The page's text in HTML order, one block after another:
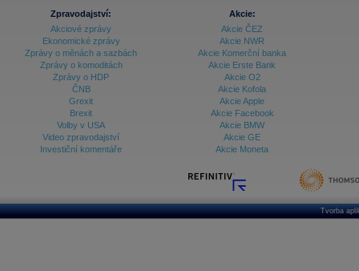
Zpravodajství:
Akciové zprávy
Ekonomické zprávy
Zprávy o měnách a sazbách
Zprávy o komoditách
Zprávy o HDP
ČNB
Grexit
Brexit
Volby v USA
Video zpravodajství
Investiční komentáře
Akcie:
Akcie ČEZ
Akcie NWR
Akcie Komerční banka
Akcie Erste Bank
Akcie O2
Akcie Kofola
Akcie Apple
Akcie Facebook
Akcie BMW
Akcie GE
Akcie Moneta
Tvorba